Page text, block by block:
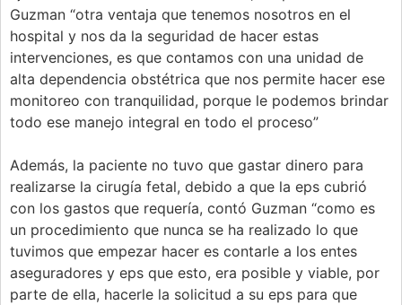
Guzman “otra ventaja que tenemos nosotros en el
hospital y nos da la seguridad de hacer estas
intervenciones, es que contamos con una unidad de
alta dependencia obstétrica que nos permite hacer ese
monitoreo con tranquilidad, porque le podemos brindar
todo ese manejo integral en todo el proceso”
Además, la paciente no tuvo que gastar dinero para
realizarse la cirugía fetal, debido a que la eps cubrió
con los gastos que requería, contó Guzman “como es
un procedimiento que nunca se ha realizado lo que
tuvimos que empezar hacer es contarle a los entes
aseguradores y eps que esto, era posible y viable, por
parte de ella, hacerle la solicitud a su eps para que